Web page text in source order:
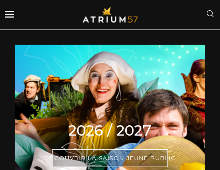
2026 / 2027
DÉCOUVRIR LA SAISON JEUNE PUBLIC